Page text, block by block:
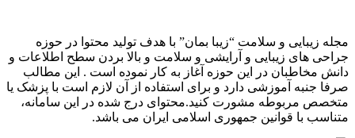
مجله زیبایی و سلامت “زیبا بمان” با هدف تولید محتوا در حوزه
جراحی های زیبایی و آرایشی و سلامت و بالا بردن سطح اطلاعات و
دانش مخاطبان در این حوزه آغاز به کار نموده است . این مطالب
صرفا جنبه آموزشی دارد و برای استفاده از آن لازم است با پزشک یا
متخصص مربوطه مشورت کنید.محتوای درج شده در این سامانه،
متناسب با قوانین جمهوری اسلامی ایران می باشد.